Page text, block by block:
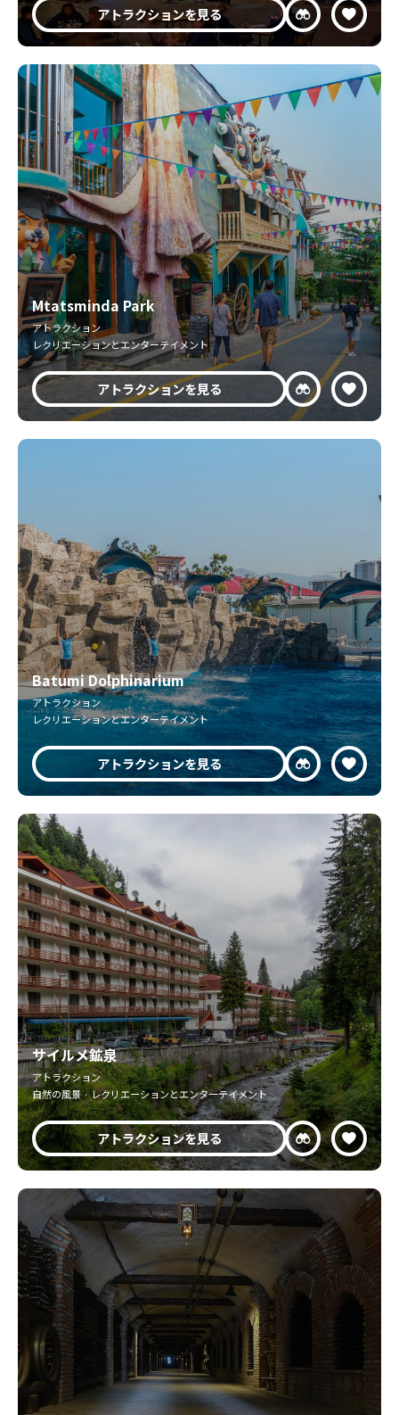
アトラクションを見る
Mtatsminda Park
アトラクション
レクリエーションとエンターテイメント
アトラクションを見る
Batumi Dolphinarium
アトラクション
レクリエーションとエンターテイメント
アトラクションを見る
サイルメ鉱泉
アトラクション
自然の風景 · レクリエーションとエンターテイメント
アトラクションを見る